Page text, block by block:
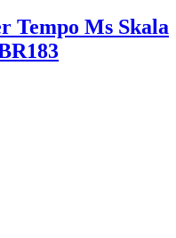
Tempo Ms Skala